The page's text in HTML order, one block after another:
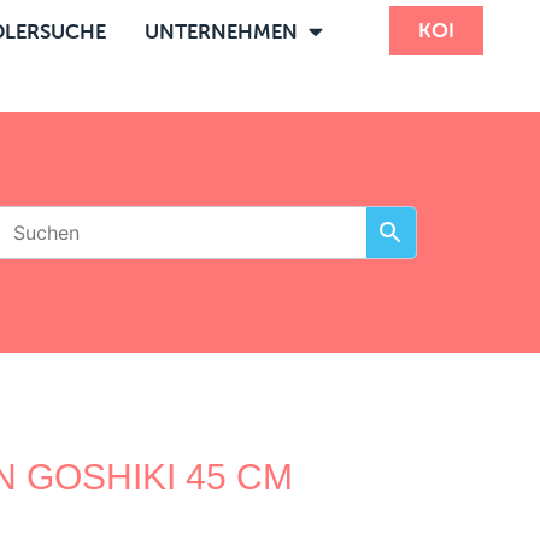
UNTERNEHMEN
KOI
GOSHIKI 45 CM